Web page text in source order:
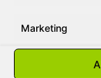
Marketing
Aus
hin das bei
jeder